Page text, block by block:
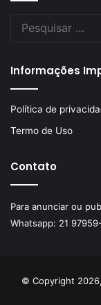
Informações
Política de
Termo de Uso
Contato
Para anunciar ou
Whatsapp: 21
© Copyright